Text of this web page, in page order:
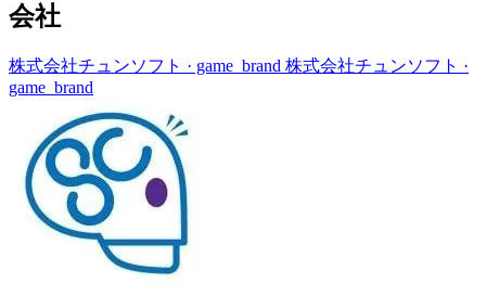
会社
株式会社チュンソフト · game_brand 株式会社チュンソフト ·
game_brand